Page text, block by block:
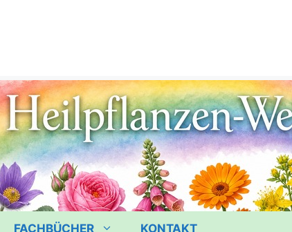
FACHBÜCHER KONTAKT